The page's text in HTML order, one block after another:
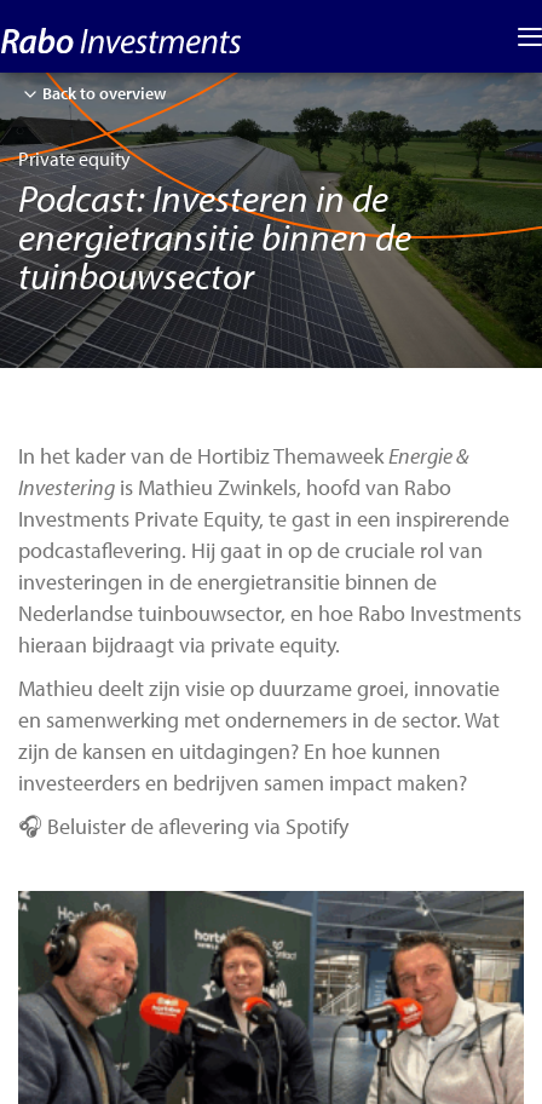
Back to overview
Private equity
Podcast: Investeren in de
energietransitie binnen de
tuinbouwsector
In het kader van de Hortibiz ThemaweekEnergie &
Investering is Mathieu Zwinkels, hoofd van Rabo
Investments Private Equity, te gast in een inspirerende
podcastaflevering. Hij gaat in op de cruciale rol van
investeringen in de energietransitie binnen de
Nederlandse tuinbouwsector, en hoe Rabo Investments
hieraan bijdraagt via private equity.
Mathieu deelt zijn visie op duurzame groei, innovatie
en samenwerking met ondernemers in de sector. Wat
zijn de kansen en uitdagingen? En hoe kunnen
investeerders en bedrijven samen impact maken?
🎧 Beluister de aflevering via Spotify